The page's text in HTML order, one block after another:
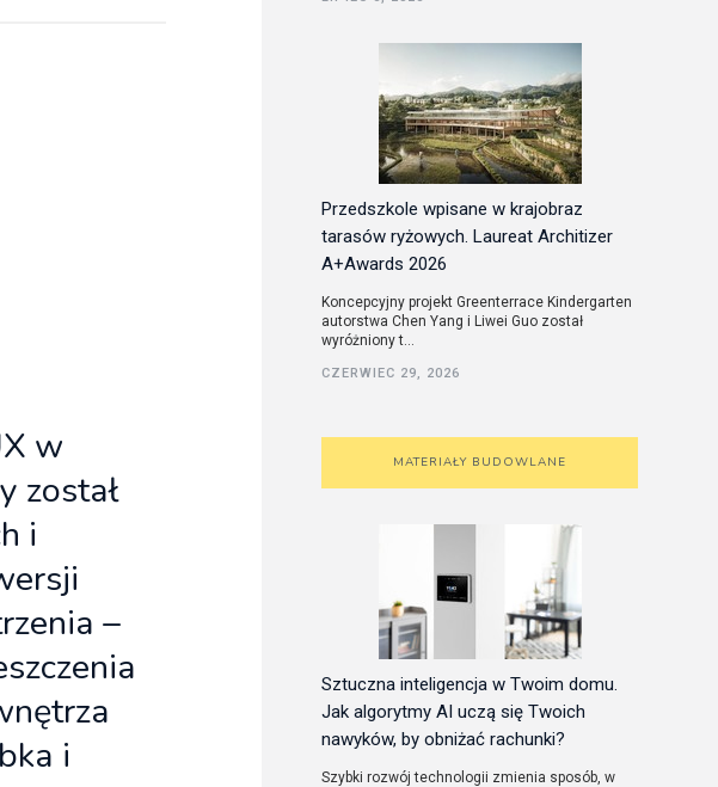
w
został
i
–
i
Przedszkole wpisane w krajobraz
tarasów ryżowych. Laureat Architizer
A+Awards 2026
Koncepcyjny projekt Greenterrace Kindergarten
autorstwa Chen Yang i Liwei Guo został
wyróżniony t...
CZERWIEC 29, 2026
MATERIAŁY BUDOWLANE
Sztuczna inteligencja w Twoim domu.
Jak algorytmy AI uczą się Twoich
nawyków, by obniżać rachunki?
Szybki rozwój technologii zmienia sposób, w